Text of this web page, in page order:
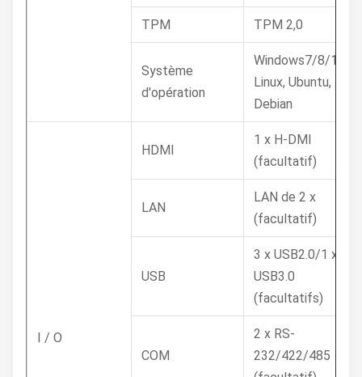
TPM TPM 2,0
Système
d'opération
Windows7/8/10,
Linux, Ubuntu,
Debian
I / O
HDMI
1 x H-DMI
(facultatif)
LAN
LAN de 2 x
(facultatif)
USB
3 x USB2.0/1 x
USB3.0
(facultatifs)
COM
2 x RS-
232/422/485